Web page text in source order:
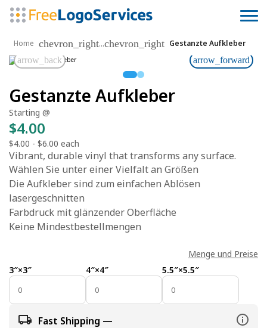
Home chevron_right...chevron_right Gestanzte Aufkleber
arrow_back
arrow_forward
Gestanzte Aufkleber
Starting @
$4.00
$4.00 - $6.00 each
Vibrant, durable vinyl that transforms any surface.
Wählen Sie unter einer Vielfalt an Größen
Die Aufkleber sind zum einfachen Ablösen
lasergeschnitten
Farbdruck mit glänzender Oberfläche
Keine Mindestbestellmengen
Menge und Preise
3″×3″
4″×4″ 5.5″×5.5″
Fast Shipping —